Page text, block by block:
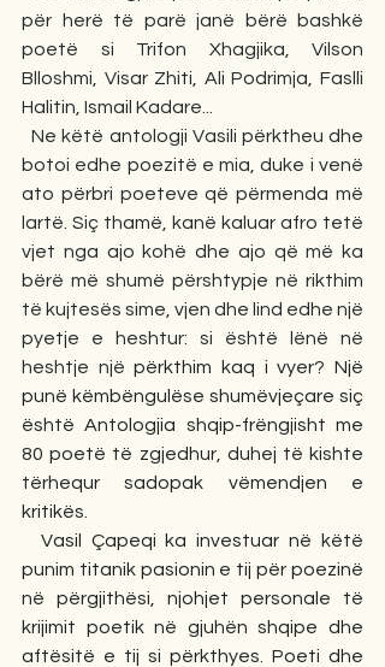
për herë të parë janë bërë bashkë
poetë si Trifon Xhagjika, Vilson
Blloshmi, Visar Zhiti, Ali Podrimja, Faslli
Halitin, Ismail Kadare...
Ne këtë antologji Vasili përktheu dhe
botoi edhe poezitë e mia, duke i venë
ato përbri poeteve që përmenda më
lartë. Siç thamë, kanë kaluar afro tetë
vjet nga ajo kohë dhe ajo që më ka
bërë më shumë përshtypje në rikthim
të kujtesës sime, vjen dhe lind edhe një
pyetje e heshtur: si është lënë në
heshtje një përkthim kaq i vyer? Një
punë këmbëngulëse shumëvjeçare siç
është Antologjia shqip-frëngjisht me
80 poetë të zgjedhur, duhej të kishte
tërhequr sadopak vëmendjen e
kritikës.
punim titanik pasionin e tij për poezinë
në përgjithësi, njohjet personale të
krijimit poetik në gjuhën shqipe dhe
aftësitë e tij si përkthyes. Poeti dhe